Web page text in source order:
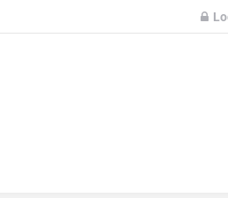
Partners Nieuws Contact